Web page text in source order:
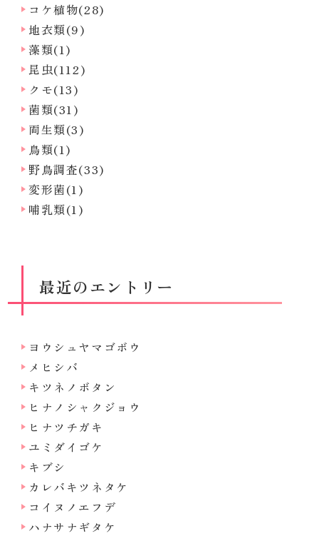
コケ植物(28)
地衣類(9)
藻類(1)
昆虫(112)
クモ(13)
菌類(31)
両生類(3)
鳥類(1)
野鳥調査(33)
変形菌(1)
哺乳類(1)
最近のエントリー
ヨウシュヤマゴボウ
メヒシバ
キツネノボタン
ヒナノシャクジョウ
ヒナツチガキ
ユミダイゴケ
キブシ
カレバキツネタケ
コイヌノエフデ
ハナサナギタケ